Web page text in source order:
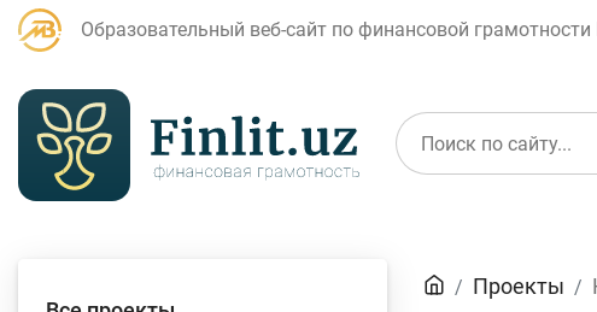
Образовательный веб-сайт по финансовой
Проекты